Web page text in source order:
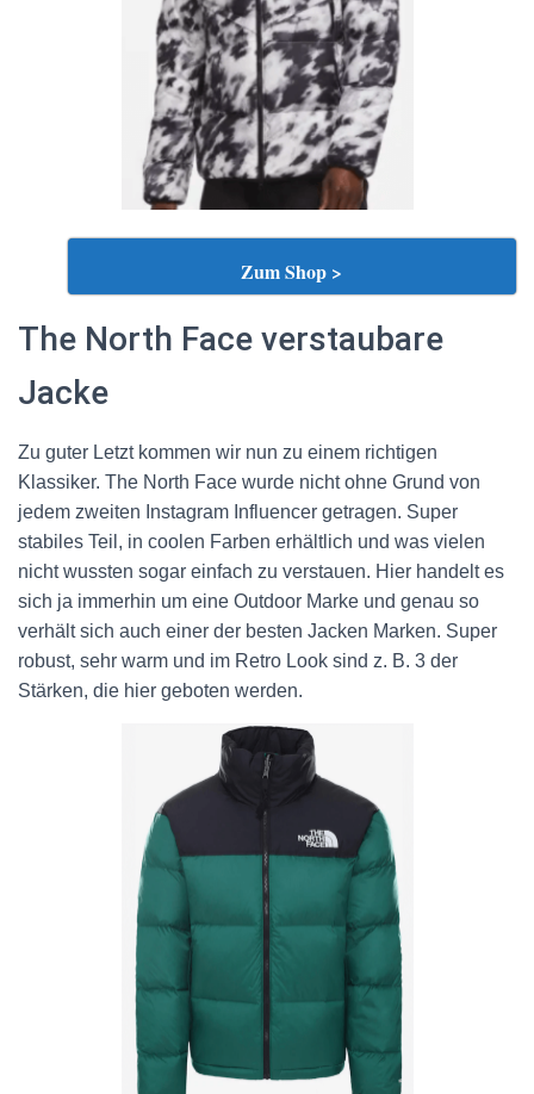
Zum Shop >
The North Face verstaubare
Jacke
Zu guter Letzt kommen wir nun zu einem richtigen
Klassiker. The North Face wurde nicht ohne Grund von
jedem zweiten Instagram Influencer getragen. Super
stabiles Teil, in coolen Farben erhältlich und was vielen
nicht wussten sogar einfach zu verstauen. Hier handelt es
sich ja immerhin um eine Outdoor Marke und genau so
verhält sich auch einer der besten Jacken Marken. Super
robust, sehr warm und im Retro Look sind z. B. 3 der
Stärken, die hier geboten werden.